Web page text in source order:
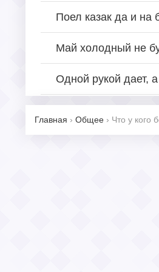
Поел казак да и на
Май холодный не
Одной рукой дает,
Главная › Общее › Что у кого